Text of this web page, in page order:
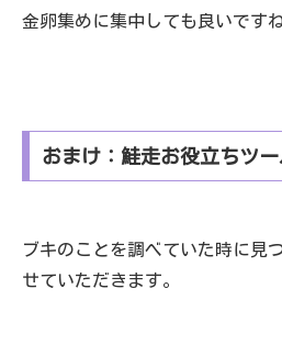
金卵集めに集中しても良いですね
おまけ：鮭走お役立ちツー
ブキのことを調べていた時に見
せていただきます。